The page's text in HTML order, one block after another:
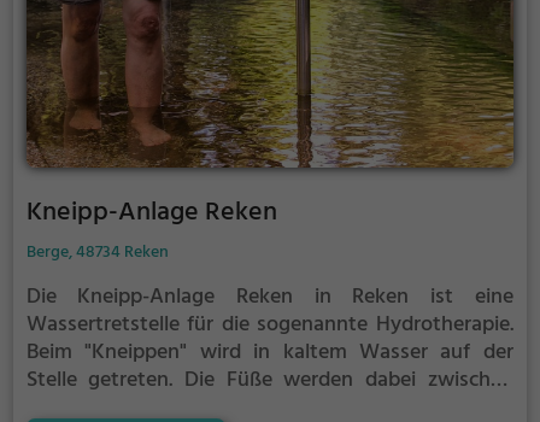
Kneipp-Anlage Reken
Berge, 48734 Reken
Die Kneipp-Anlage Reken in Reken ist eine
Wassertretstelle für die sogenannte Hydrotherapie.
Beim "Kneippen" wird in kaltem Wasser auf der
Stelle getreten. Die Füße werden dabei zwischen